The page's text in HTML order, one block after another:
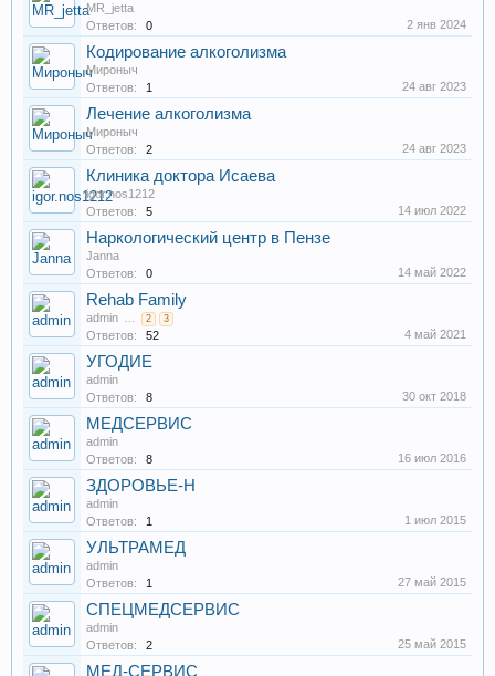
MR_jetta
Ответов:
0 2 янв 2024
Кодирование алкоголизма
Мироныч
Ответов:
1 24 авг 2023
Лечение алкоголизма
Мироныч
Ответов:
2 24 авг 2023
Клиника доктора Исаева
igor.nos1212
Ответов:
5 14 июл 2022
Наркологический центр в Пензе
Janna
Ответов:
0 14 май 2022
Rehab Family
admin ... 2 3
Ответов: 52 4 май 2021
УГОДИЕ
admin
Ответов:
8 30 окт 2018
МЕДСЕРВИС
admin
Ответов:
8 16 июл 2016
ЗДОРОВЬЕ-Н
admin
Ответов:
1 1 июл 2015
УЛЬТРАМЕД
admin
Ответов:
1 27 май 2015
СПЕЦМЕДСЕРВИС
admin
Ответов:
2 25 май 2015
МЕД-СЕРВИС